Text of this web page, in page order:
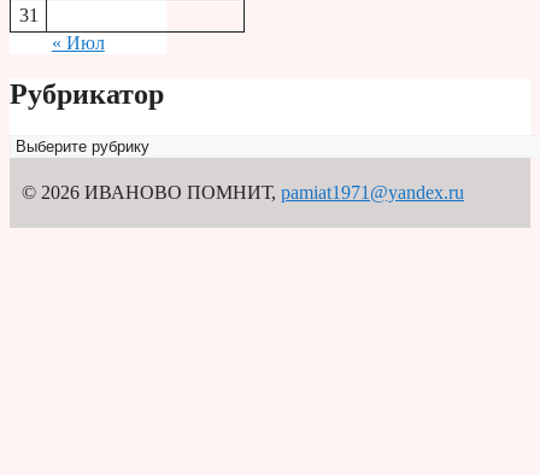
31
« Июл
Рубрикатор
Рубрикатор
© 2026 ИВАНОВО ПОМНИТ, pamiat1971@yandex.ru